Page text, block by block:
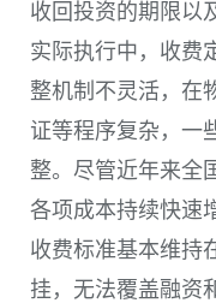
收回投资的期限以
实际执行中，收费
整机制不灵活，在
证等程序复杂，一
整。尽管近年来全
各项成本持续快速
收费标准基本维持
挂，无法覆盖融资